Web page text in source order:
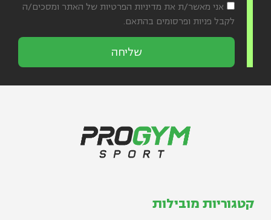
אני מאשר/ת את מדיניות הפרטיות של האתר ומסכים/ה
לקבל פניות ופרסומים בהתאם.
שליחה
קטגוריות מובילות